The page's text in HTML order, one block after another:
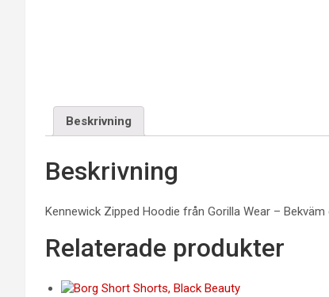
Beskrivning
Beskrivning
Kennewick Zipped Hoodie från Gorilla Wear –
Relaterade produkter